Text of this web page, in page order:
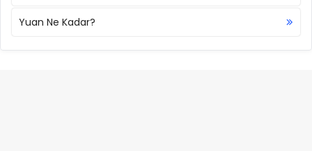
Yuan Ne Kadar?